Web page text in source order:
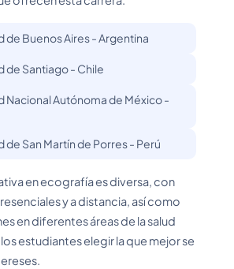
de Buenos Aires - Argentina
de Santiago - Chile
Nacional Autónoma de México -
de San Martín de Porres - Perú
en ecografía es diversa, con
y a distancia, así como
en diferentes áreas de la salud
estudiantes elegir la que mejor se